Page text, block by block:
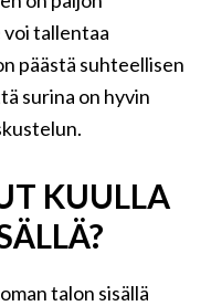
tallentaa
päästä suhteellisen
surina on hyvin
KUULLA
talon sisällä